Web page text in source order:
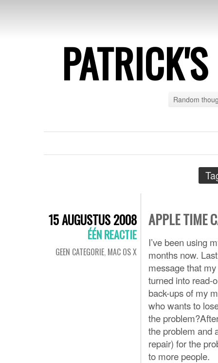
Random
15 AUGUSTUS 2008
ÉÉN REACTIE
GEEN CATEGORIE, MAC OS X
APPLE TIME
I’ve been using
months now.
message that
turned into read-
back-ups of my
who wants to
the
the problem and
repair) for the
to more people.